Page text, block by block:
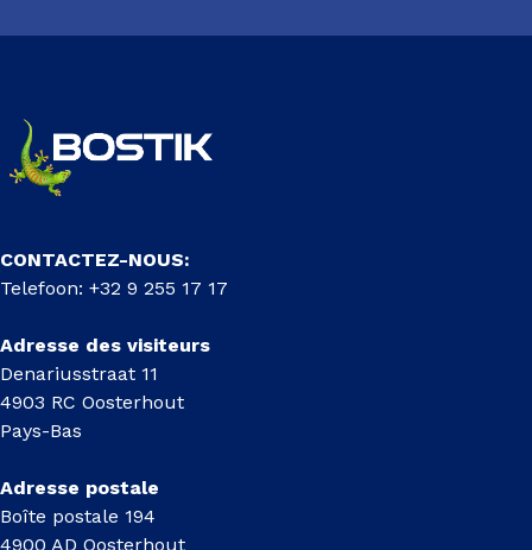
CONTACTEZ-NOUS:
Telefoon: +32 9 255 17 17
Adresse des visiteurs
Denariusstraat 11
4903 RC Oosterhout
Pays-Bas
Adresse postale
Boîte postale 194
4900 AD Oosterhout